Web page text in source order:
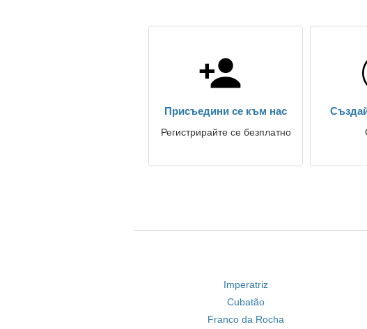
Присъедини се към нас
Регистрирайте се безплатно
Imperatriz
Cubatão
Franco da Rocha